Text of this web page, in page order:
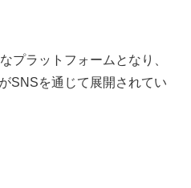
プラットフォームとなり、
SNSを通じて展開されてい